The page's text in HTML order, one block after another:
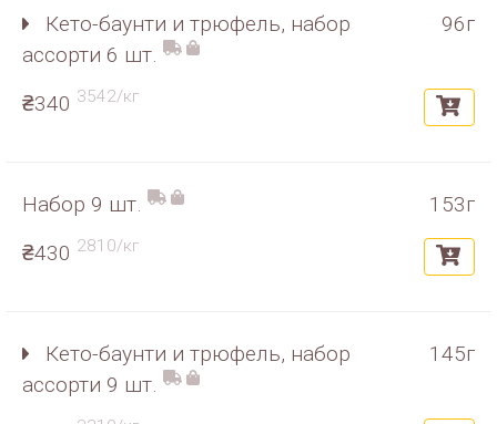
Кето-баунти и трюфель, набор
ассорти 6 шт.
96г
₴340 3542/кг
Набор 9 шт.
153г
₴430 2810/кг
Кето-баунти и трюфель, набор
ассорти 9 шт.
145г